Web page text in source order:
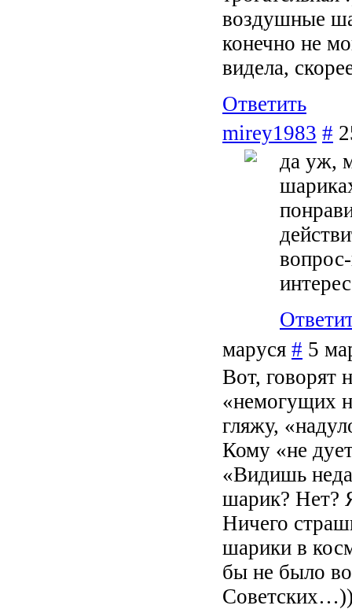
воздушные
конечно не
видела,
Ответить
mirey1983 #
да уж,
маруся # 5
Вот, говорят
«немогущих
гляжу,
Кому «не
«Видишь
шарик? Нет?
Ничего
шарики в
бы не было